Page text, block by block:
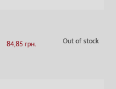
84,85 грн. Out of stock